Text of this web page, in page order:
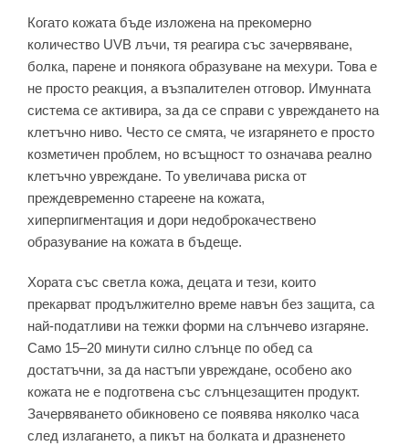
Когато кожата бъде изложена на прекомерно
количество UVB лъчи, тя реагира със зачервяване,
болка, парене и понякога образуване на мехури. Това е
не просто реакция, а възпалителен отговор. Имунната
система се активира, за да се справи с увреждането на
клетъчно ниво. Често се смята, че изгарянето е просто
козметичен проблем, но всъщност то означава реално
клетъчно увреждане. То увеличава риска от
преждевременно стареене на кожата,
хиперпигментация и дори недоброкачествено
образувание на кожата в бъдеще.
Хората със светла кожа, децата и тези, които
прекарват продължително време навън без защита, са
най-податливи на тежки форми на слънчево изгаряне.
Само 15–20 минути силно слънце по обед са
достатъчни, за да настъпи увреждане, особено ако
кожата не е подготвена със слънцезащитен продукт.
Зачервяването обикновено се появява няколко часа
след излагането, а пикът на болката и дразненето